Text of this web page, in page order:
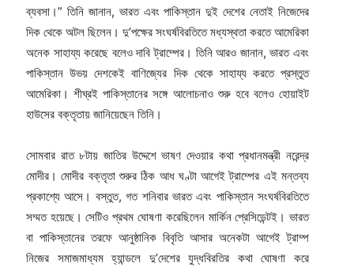
ব্যবসা।” তিনি জানান, ভারত এবং পাকিস্তান দুই দেশের নেতাই নিজেদের
দিক থেকে অটল ছিলেন। দু’পক্ষের সংঘর্ষবিরতিতে মধ্যস্থতা করতে আমেরিকা
অনেক সাহায্য করেছে বলেও দাবি ট্রাম্পের। তিনি আরও জানান, ভারত এবং
পাকিস্তান উভয় দেশকেই বাণিজ্যের দিক থেকে সাহায্য করতে প্রস্তুত
আমেরিকা। শীঘ্রই পাকিস্তানের সঙ্গে আলোচনাও শুরু হবে বলেও হোয়াইট
হাউসের বক্তৃতায় জানিয়েছেন তিনি।
সোমবার রাত ৮টায় জাতির উদ্দেশে ভাষণ দেওয়ার কথা প্রধানমন্ত্রী নরেন্দ্র
মোদীর। মোদীর বক্তৃতা শুরুর ঠিক আধ ঘণ্টা আগেই ট্রাম্পের এই মন্তব্য
প্রকাশ্যে আসে। বস্তুত, গত শনিবার ভারত এবং পাকিস্তান সংঘর্ষবিরতিতে
সম্মত হয়েছে। সেটিও প্রথম ঘোষণা করেছিলেন মার্কিন প্রেসিডেন্টই। ভারত
বা পাকিস্তানের তরফে আনুষ্ঠানিক বিবৃতি আসার অনেকটা আগেই ট্রাম্প
নিজের সমাজমাধ্যম হ্যান্ডলে দু’দেশের যুদ্ধবিরতির কথা ঘোষণা করে